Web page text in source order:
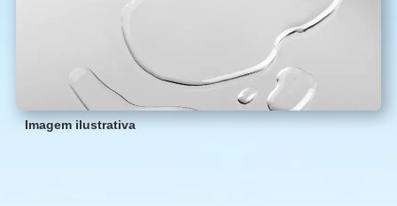
Imagem ilustrativa